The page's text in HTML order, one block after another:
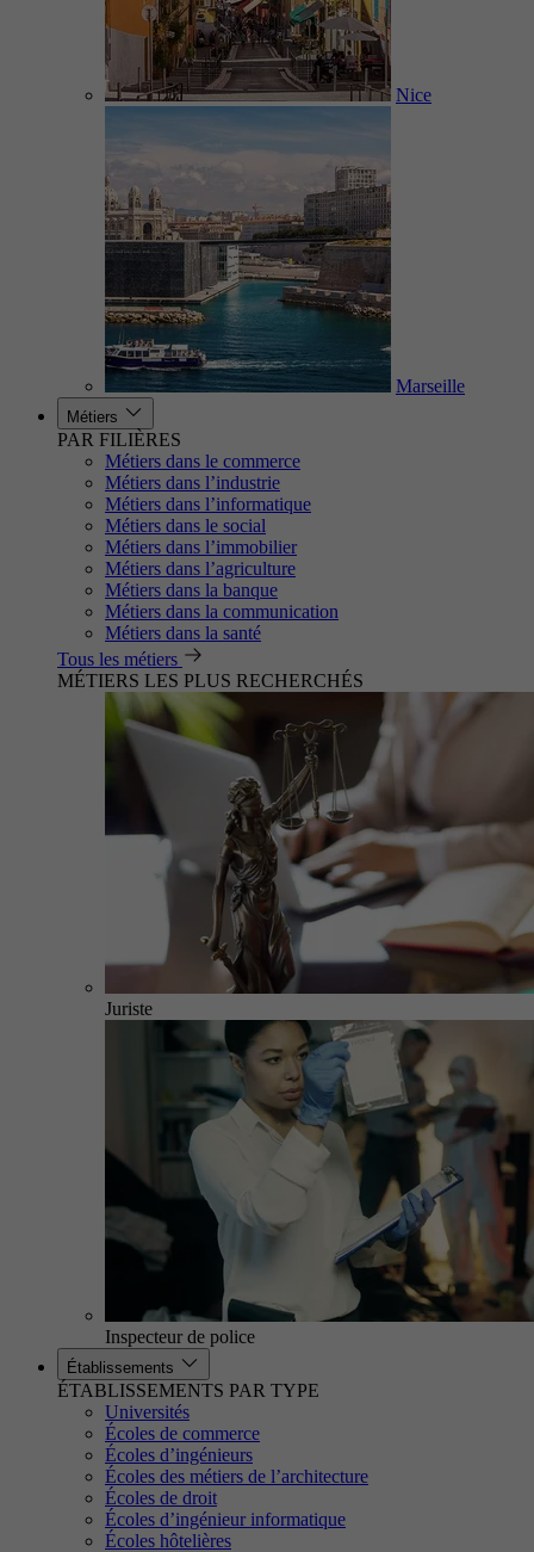
Nice
Marseille
Métiers
PAR FILIÈRES
Métiers dans le commerce
Métiers dans l’industrie
Métiers dans l’informatique
Métiers dans le social
Métiers dans l’immobilier
Métiers dans l’agriculture
Métiers dans la banque
Métiers dans la communication
Métiers dans la santé
Tous les métiers
MÉTIERS LES PLUS RECHERCHÉS
Juriste
Inspecteur de police
Établissements
ÉTABLISSEMENTS PAR TYPE
Universités
Écoles de commerce
Écoles d’ingénieurs
Écoles des métiers de l’architecture
Écoles de droit
Écoles d’ingénieur informatique
Écoles hôtelières